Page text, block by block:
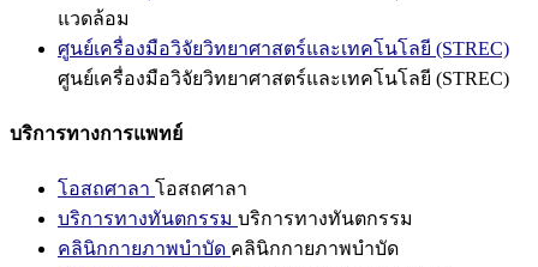
แวดล้อม
ศูนย์เครื่องมือวิจัยวิทยาศาสตร์และเทคโนโลยี (STREC)
ศูนย์เครื่องมือวิจัยวิทยาศาสตร์และเทคโนโลยี (STREC)
บริการทางการแพทย์
โอสถศาลา โอสถศาลา
บริการทางทันตกรรม บริการทางทันตกรรม
คลินิกกายภาพบำบัด คลินิกกายภาพบำบัด